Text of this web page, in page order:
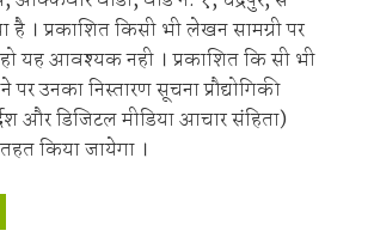
है । प्रकाशित किसी भी लेखन सामग्री पर
यह आवश्यक नही । प्रकाशित कि सी भी
उनका निस्तारण सूचना प्रौद्योगिकी
और डिजिटल मीडिया आचार संहिता)
किया जायेगा ।